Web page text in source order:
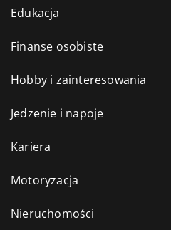
Edukacja
Finanse osobiste
Hobby i zainteresowania
Jedzenie i napoje
Kariera
Motoryzacja
Nieruchomości